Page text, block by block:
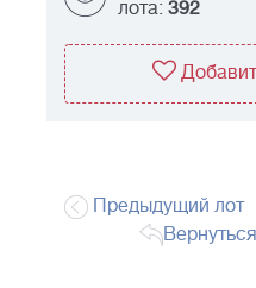
лота: 392
Предыдущий лот